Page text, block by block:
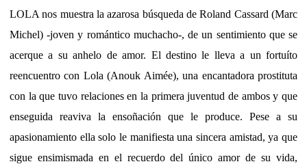
LOLA nos muestra la azarosa búsqueda de Roland Cassard (Marc
Michel) -joven y romántico muchacho-, de un sentimiento que se
acerque a su anhelo de amor. El destino le lleva a un fortuíto
reencuentro con Lola (Anouk Aimée), una encantadora prostituta
con la que tuvo relaciones en la primera juventud de ambos y que
enseguida reaviva la ensoñación que le produce. Pese a su
apasionamiento ella solo le manifiesta una sincera amistad, ya que
sigue ensimismada en el recuerdo del único amor de su vida,